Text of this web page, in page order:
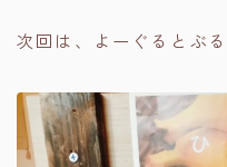
次回は、よーぐるとぶ